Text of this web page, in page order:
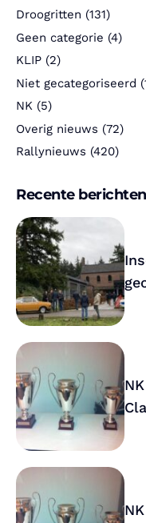
Droogritten (131)
Geen categorie (4)
KLIP (2)
Niet gecategoriseerd
NK (5)
Overig nieuws (72)
Rallynieuws (420)
Recente berichten